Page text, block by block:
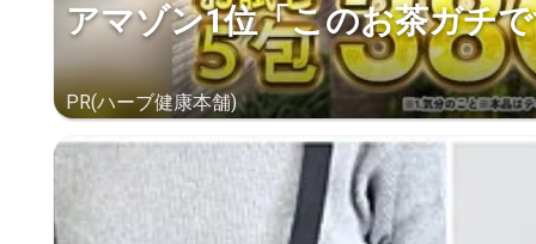
アマゾン1位「このお茶ガチ
PR(ハーブ健康本舗)